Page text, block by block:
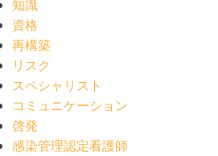
知識
資格
再構築
リスク
スペシャリスト
コミュニケーション
啓発
感染管理認定看護師